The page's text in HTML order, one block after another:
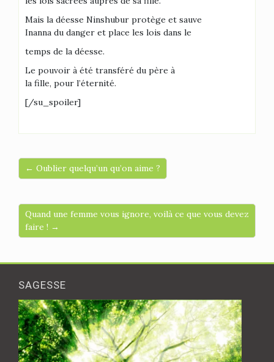
Mais la déesse Ninshubur protège et sauve
Inanna du danger et place les lois dans le
temps de la déesse.
Le pouvoir à été transféré du père à
la fille, pour l’éternité.
[/su_spoiler]
← Oublier quelqu’un qu’on aime ?
Quand une femme vous ignore, voilà ce que vous devez
faire ! →
SAGESSE